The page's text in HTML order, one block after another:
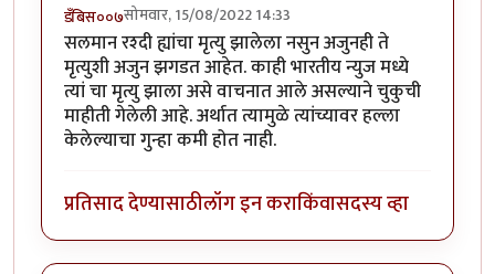
डँबिस००७सोमवार, 15/08/2022 14:33
सलमान रश्दी ह्यांचा मृत्यु झालेला नसुन अजुनही ते
मृत्युशी अजुन झगडत आहेत. काही भारतीय न्युज मध्ये
त्यां चा मृत्यु झाला असे वाचनात आले असल्याने चुकुची
माहीती गेलेली आहे. अर्थात त्यामुळे त्यांच्यावर हल्ला
केलेल्याचा गुन्हा कमी होत नाही.
प्रतिसाद देण्यासाठीलॉग इन कराकिंवासदस्य व्हा